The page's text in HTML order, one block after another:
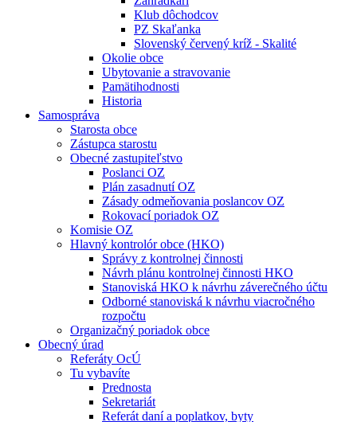
Klub dôchodcov
PZ Skaľanka
Slovenský červený kríž - Skalité
Okolie obce
Ubytovanie a stravovanie
Pamätihodnosti
Historia
Samospráva
Starosta obce
Zástupca starostu
Obecné zastupiteľstvo
Poslanci OZ
Plán zasadnutí OZ
Zásady odmeňovania poslancov OZ
Rokovací poriadok OZ
Komisie OZ
Hlavný kontrolór obce (HKO)
Správy z kontrolnej činnosti
Návrh plánu kontrolnej činnosti HKO
Stanoviská HKO k návrhu záverečného účtu
Odborné stanoviská k návrhu viacročného
rozpočtu
Organizačný poriadok obce
Obecný úrad
Referáty OcÚ
Tu vybavíte
Prednosta
Sekretariát
Referát daní a poplatkov, byty